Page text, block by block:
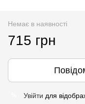
Немає в наявності
715 грн
Увійти для